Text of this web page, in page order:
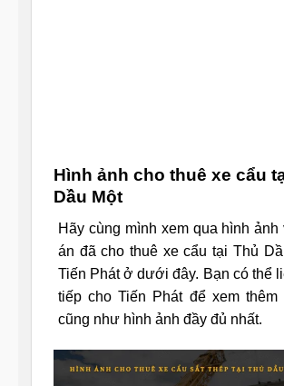
Hình ảnh cho thuê xe cẩu
Dầu Một
Hãy cùng mình xem qua hình
án đã cho thuê xe cẩu tại Thủ
Tiến Phát ở dưới đây. Bạn có thể
tiếp cho Tiến Phát để xem thêm
cũng như hình ảnh đầy đủ nhất.